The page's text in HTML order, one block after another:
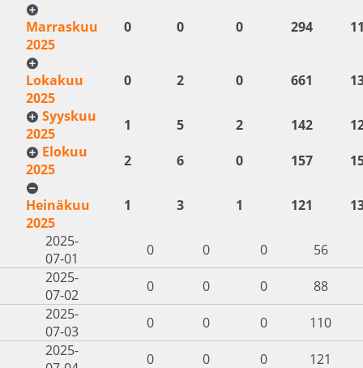
Marraskuu
2025
0 0 0 294
Lokakuu
2025
0 2 0 661
Syyskuu
2025
1 5 2 142
Elokuu
2025
2 6 0 157
Heinäkuu
2025
1 3 1 121
2025-
07-01
0 0 0
56
2025-
07-02
0 0 0
88
2025-
07-03
0 0 0
110
2025-
0 0 0
121